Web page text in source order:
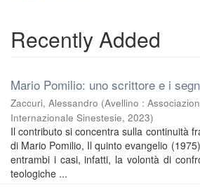
Recently Added
Mario Pomilio: uno scrittore e i
Zaccuri, Alessandro (Avellino :
Internazionale Sinestesie, 2023)
Il contributo si concentra sulla continuità
di Mario Pomilio, Il quinto evangelio
entrambi i casi, infatti, la volontà di
teologiche ...